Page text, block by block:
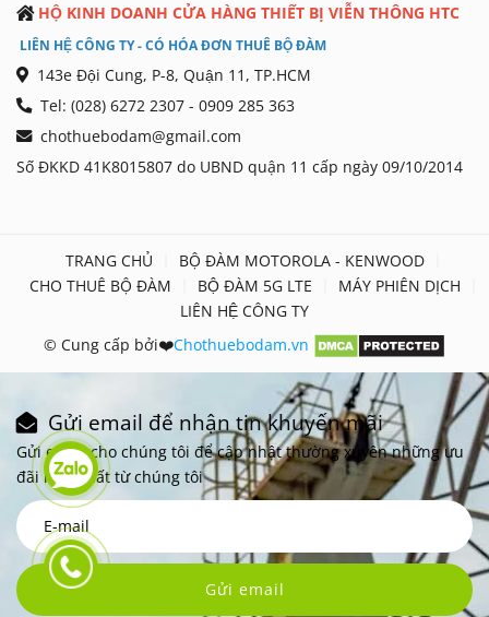
HỘ KINH DOANH CỬA HÀNG THIẾT BỊ VIỄN THÔNG HTC
LIÊN HỆ CÔNG TY - CÓ HÓA ĐƠN THUÊ BỘ ĐÀM
143e Đội Cung, P-8, Quận 11, TP.HCM
Tel: (028) 6272 2307 - 0909 285 363
chothuebodam@gmail.com
Số ĐKKD 41K8015807 do UBND quận 11 cấp ngày 09/10/2014
TRANG CHỦ
BỘ ĐÀM MOTOROLA - KENWOOD
CHO THUÊ BỘ ĐÀM
BỘ ĐÀM 5G LTE
MÁY PHIÊN DỊCH
LIÊN HỆ CÔNG TY
© Cung cấp bởi❤️Chothuebodam.vn
Gửi email để nhận tin khuyến mãi
Gửi email cho chúng tôi để cập nhật thường xuyên những ưu
đãi mới nhất từ chúng tôi
Gửi email